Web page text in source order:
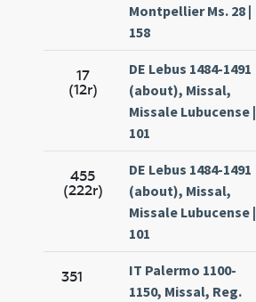
Montpellier Ms. 28 |
158
17
(12r)
DE Lebus 1484-1491
(about), Missal,
Missale Lubucense |
101
455
(222r)
DE Lebus 1484-1491
(about), Missal,
Missale Lubucense |
101
351
IT Palermo 1100-
1150, Missal, Reg.